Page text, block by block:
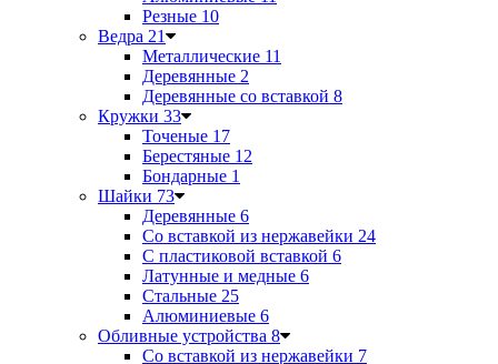
Резные 10
Ведра 21
Металлические 11
Деревянные 2
Деревянные со вставкой 8
Кружки 33
Точеные 17
Берестяные 12
Бондарные 1
Шайки 73
Деревянные 6
Со вставкой из нержавейки 24
С пластиковой вставкой 6
Латунные и медные 6
Стальные 25
Алюминиевые 6
Обливные устройства 8
Со вставкой из нержавейки 7